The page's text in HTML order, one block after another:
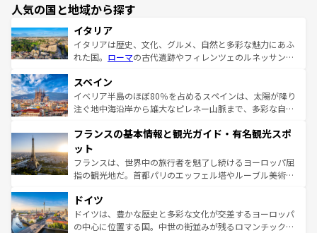
人気の国と地域から探す
イタリア
イタリアは歴史、文化、グルメ、自然と多彩な魅力にあふ
れた国。 ローマの古代遺跡やフィレンツェのルネッサンス
ろん、トスカーナの美しい田園風景やアマルフィ海岸の絶
景など、自然景観も見逃せない。観光の合間には、本場の
ピザやパスタなど、絶品のイタリア料理を堪能することも
ませてくれるイタリアで、忘れられない旅をしてみよう！
なお、新着のイタリア情報は
しい。
スペイン
イベリア半島のほぼ80％を占めるスペインは、太陽が降り
注ぐ地中海沿岸から雄大なピレネー山脈まで、多彩な自然
文化が根付くこの国では、情熱的なフラメンコ、熱気あふ
れる闘牛、そして美味しいタパスが生活の一部となってい
る。首都マドリードの洗練された雰囲気や、バルセロナの
アートに溢れた街角から、地方では古代ローマ遺跡や中世
せる。地方によって風土や気候が異なるスペインはその個
性で訪れる人を魅了する。 なお、新着のスペイン情報は コ
ンテンツ一覧を参照してほしい。
フランスの基本情報と観光ガイド・有名観光スポ
ット
フランスは、世界中の旅行者を魅了し続けるヨーロッパ屈
指の観光地だ。首都パリのエッフェル塔やルーブル美術館
で、幅広い魅力が詰まっている。華麗な宮殿、歴史的な大
聖堂、美しいビーチ、そして豊かな自然が、訪れる者を心
から魅了する。また、フランスは美食の国としても知ら
ドイツ
ドイツは、豊かな歴史と多彩な文化が交差するヨーロッパ
の中心に位置する国。中世の街並みが残るロマンチック街